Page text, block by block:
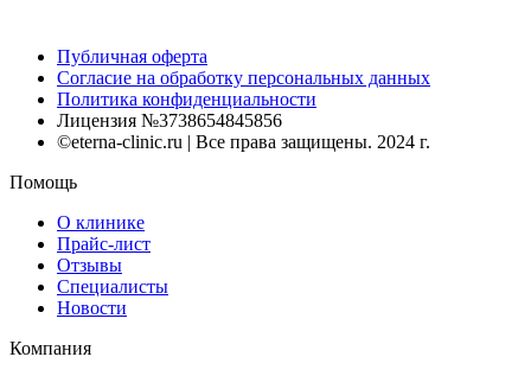
Публичная оферта
Согласие на обработку персональных данных
Политика конфиденциальности
Лицензия №3738654845856
©eterna-clinic.ru | Все права защищены. 2024 г.
Помощь
О клинике
Прайс-лист
Отзывы
Специалисты
Новости
Компания